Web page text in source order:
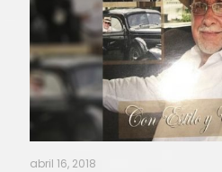
abril 16, 2018